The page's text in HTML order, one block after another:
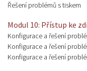
Řešení problémů s tiskem
Modul 10: Přístup ke
Konfigurace a řešení
Konfigurace a řešení
Konfigurace a řešení